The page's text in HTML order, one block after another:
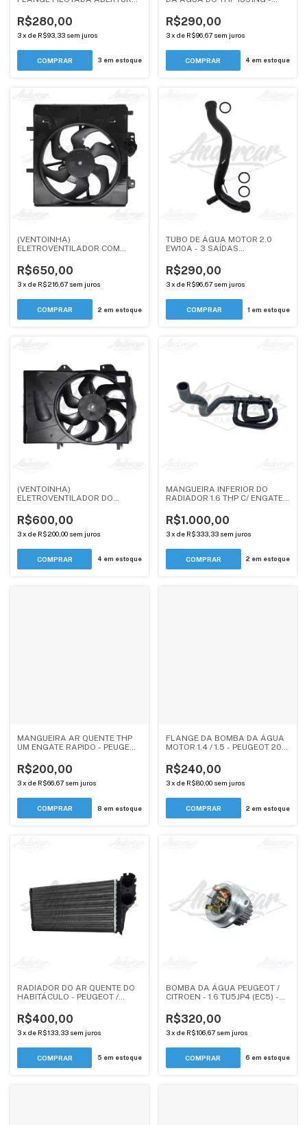
- ANDERCAR
R$280,00
3x de R$93,33 sem juros
3 em estoque
R$290,00
3 x de R$96,67 sem juros
4 em estoque
(VENTOINHA)
ELETROVENTILADOR COM
CITROEN C3 - 1.4, 1.6 / 2003-
2010 - ANDERCAR
R$650,00
3x de R$216,67 sem juros
2 em estoque
TUBO DE ÁGUA MOTOR 2.0
EW10A - 3 SAÍDAS
PEUGEOT / CITROEN -
ANDERCAR
R$290,00
3 x de R$96,67 sem juros
1 em estoque
(VENTOINHA)
ELETROVENTILADOR DO
2008 / CITROEN C3, C3
PICASSO, AIRCROSS -
AUTOMATICO - ANDERCAR
R$600,00
3x de R$200,00 sem juros
4 em estoque
MANGUEIRA INFERIOR DO
RADIADOR 1.6 THP C/ ENGATE
DS - ANDERCAR
R$1.000,00
3 x de R$333,33 sem juros
2 em estoque
MANGUEIRA AR QUENTE THP
UM ENGATE RAPIDO - PEUGEOT
ANDERCAR
R$200,00
3x de R$66,67 sem juros
8 em estoque
FLANGE DA BOMBA DA ÁGUA
MOTOR 1.4 / 1.5 - PEUGEOT 206,
C3, C3 PICASSO, AIRCROSS -
ANDERCAR
R$240,00
3 x de R$80,00 sem juros
2 em estoque
RADIADOR DO AR QUENTE DO
HABITÁCULO - PEUGEOT /
ANDERCAR
R$400,00
3x de R$133,33 sem juros
5 em estoque
BOMBA DA ÁGUA PEUGEOT /
CITROEN - 1.6 TU5JP4 (EC5) -
R$320,00
3 x de R$106,67 sem juros
6 em estoque